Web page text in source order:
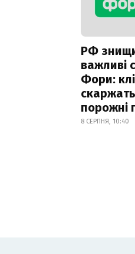
РФ
важливі
Фори:
порожні
8 СЕРПНЯ, 10:40